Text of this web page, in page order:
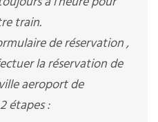
train.
de réservation ,
la réservation de
aeroport de
étapes :